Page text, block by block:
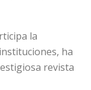
la
ha
revista